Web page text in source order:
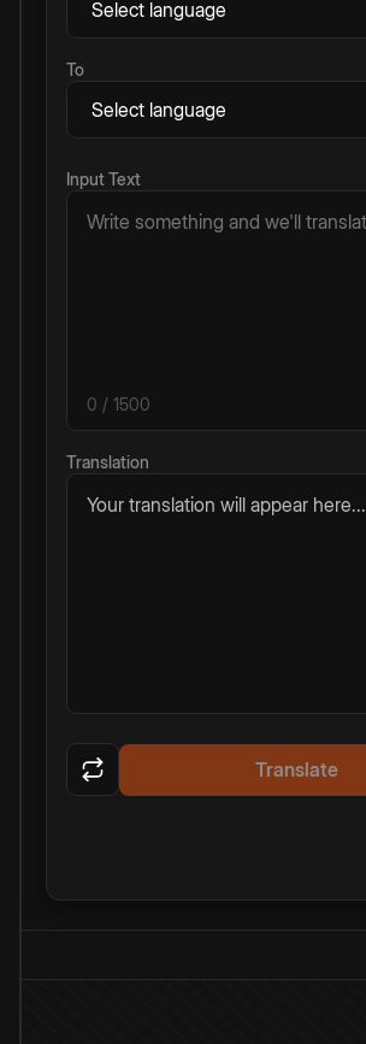
To
Input Text
0 / 1500
Translation
Your translation will appear here...
Translate